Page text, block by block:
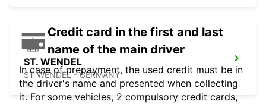
ST. WENDEL
ST WENDEL - GERMANY
Credit card in the first and last
name of the main driver
In case of prepayment, the used credit must be in
the driver's name and presented when collecting
it. For some vehicles, 2 compulsory credit cards,